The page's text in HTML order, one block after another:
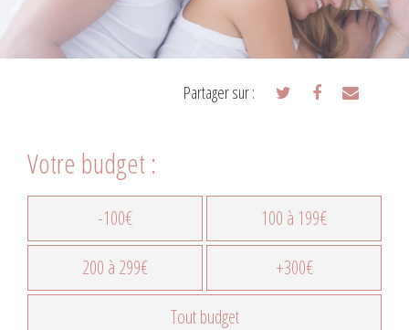
Partager sur :
Votre budget :
-100€
100 à 199€
200 à 299€
+300€
Tout budget